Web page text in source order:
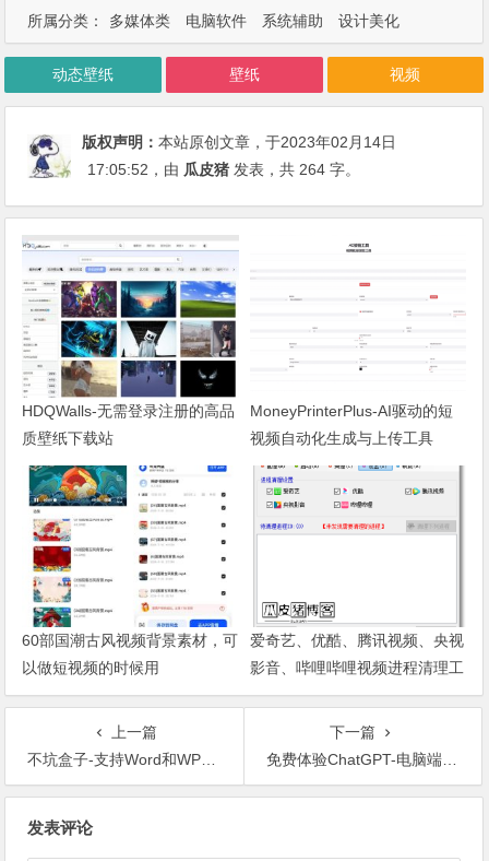
所属分类： 多媒体类 电脑软件 系统辅助 设计美化
动态壁纸 壁纸 视频
版权声明：本站原创文章，于2023年02月14日
17:05:52 ，由 瓜皮猪 发表，共 264 字。
HDQWalls-无需登录注册的高品
质壁纸下载站
MoneyPrinterPlus-AI驱动的短
视频自动化生成与上传工具
60部国潮古风视频背景素材，可
以做短视频的时候用
爱奇艺、优酷、腾讯视频、央视
影音、哔哩哔哩视频进程清理工
具
上一篇
不坑盒子-支持Word和WPS的效率插件，非常适合老师使用
下一篇
免费体验ChatGPT-电脑端和安卓手机端
发表评论